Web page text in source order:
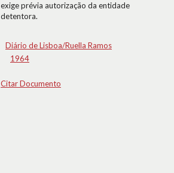
exige prévia autorização da entidade
detentora.
Diário de Lisboa/Ruella Ramos
1964
Citar Documento